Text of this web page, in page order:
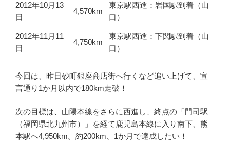
2012年10月13
日
4,570km
東京駅西進：岩国駅到着（山
口）
2012年11月11
日
4,750km
東京駅西進：下関駅到着（山
口）
今回は、昨日砂町銀座商店街へ行くなど追い上げて、宣
言通り1か月以内で180km走破！
次の目標は、山陽本線をさらに西進し、終点の「門司駅
（福岡県北九州市）」を経て鹿児島本線に入り南下、熊
本駅へ4,950km。約200km、1か月で達成したい！